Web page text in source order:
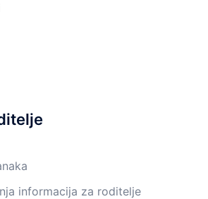
informacija za roditelje